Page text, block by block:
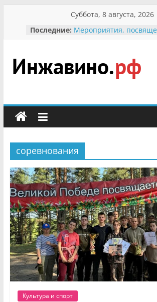
содержимому
Суббота, 8 августа, 2026
Последние: Мероприятия,
гражданин
участнице Великой
Отечественной,
Безопасность в сети
мероприятии
первоцветы!»
В вольере Воронинского
заповедника родились
суслики
Инжавино.рф
сельский
портал
соревнования
Культура и спорт